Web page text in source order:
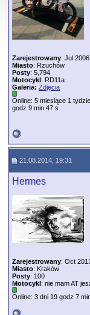
Zarejestrowany: Jul 2006
Miasto: Rzuchów
Posty: 5,794
Motocykl: RD11a
Galeria: Zdjęcia
Online: 5 miesiące 1
godz 9 min 47 s
21.08.2014, 19:31
Hermes
Zarejestrowany: Oct
Miasto: Kraków
Posty: 100
Motocykl: nie mam AT
Online: 3 dni 19 godz 7